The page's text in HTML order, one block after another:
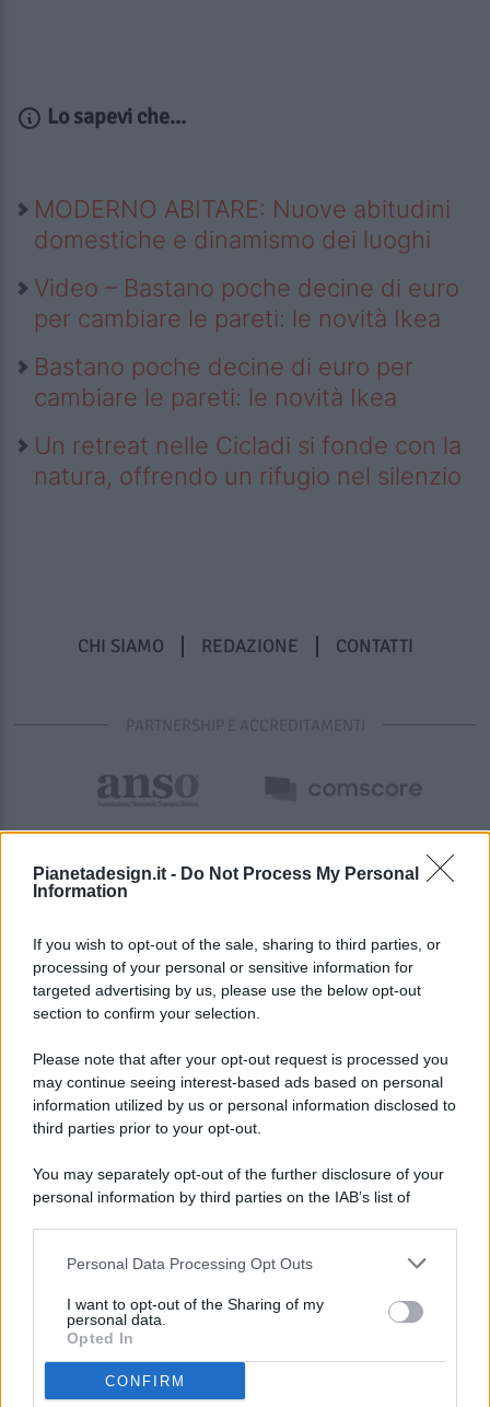
Pianetadesign.it - Do Not Process My Personal
Information
If you wish to opt-out of the sale, sharing to third parties, or
processing of your personal or sensitive information for
targeted advertising by us, please use the below opt-out
section to confirm your selection.
Please note that after your opt-out request is processed you
may continue seeing interest-based ads based on personal
information utilized by us or personal information disclosed to
third parties prior to your opt-out.
You may separately opt-out of the further disclosure of your
personal information by third parties on the IAB’s list of
This information may also be disclosed by us to third parties
disclose it to other third parties.
Personal Data Processing Opt Outs
I want to opt-out of the Sharing of my
personal data.
Opted In
CONFIRM
Lo sapevi che...
MODERNO ABITARE: Nuove abitudini
domestiche e dinamismo dei luoghi
Video – Bastano poche decine di euro
per cambiare le pareti: le novità Ikea
Bastano poche decine di euro per
cambiare le pareti: le novità Ikea
Un retreat nelle Cicladi si fonde con la
natura, offrendo un rifugio nel silenzio
CHI SIAMO REDAZIONE CONTATTI
PARTNERSHIP E ACCREDITAMENTI
© 2026 - Pianeta Design - P.IVA 04827280654 - Testata
Registrata Al Tribunale Di Nocera Inferiore N. 8/2020 - RG N.
ISCRIZIONE AL ROC N. 35792 – ISCRITTA ALL’ANSO
(ASSOCIAZIONE NAZIONALE STAMPA ONLINE)
PREFERENZE PRIVACY